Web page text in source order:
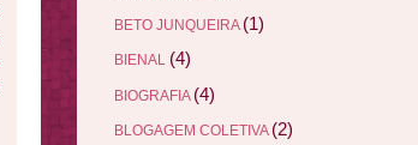
BETO JUNQUEIRA (1)
BIENAL (4)
BIOGRAFIA (4)
BLOGAGEM COLETIVA (2)